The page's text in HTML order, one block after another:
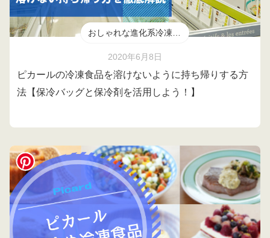
おしゃれな進化系冷凍食品
2020年6月8日
ピカールの冷凍食品を溶けないように持ち帰りする方
法【保冷バッグと保冷剤を活用しよう！】